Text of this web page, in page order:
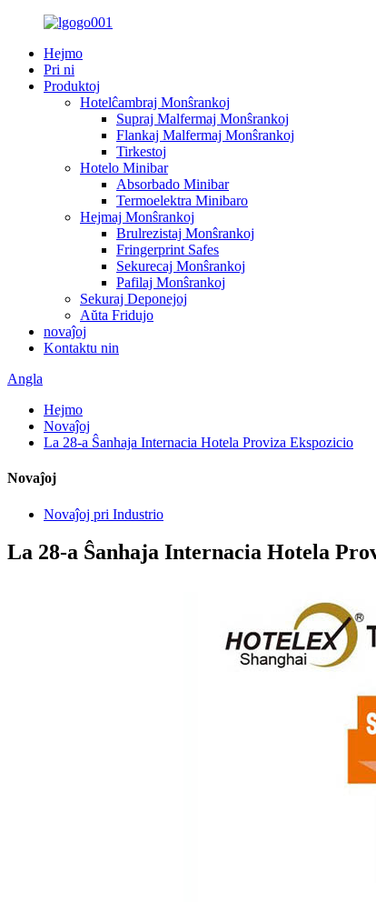
Hejmo
Pri ni
Produktoj
Hotelĉambraj Monŝrankoj
Supraj Malfermaj Monŝrankoj
Flankaj Malfermaj Monŝrankoj
Tirkestoj
Hotelo Minibar
Absorbado Minibar
Termoelektra Minibaro
Hejmaj Monŝrankoj
Brulrezistaj Monŝrankoj
Fringerprint Safes
Sekurecaj Monŝrankoj
Pafilaj Monŝrankoj
Sekuraj Deponejoj
Aŭta Fridujo
novaĵoj
Kontaktu nin
Angla
Hejmo
Novaĵoj
La 28-a Ŝanhaja Internacia Hotela Proviza Ekspozicio
Novaĵoj
Novaĵoj pri Industrio
La 28-a Ŝanhaja Internacia Hotela